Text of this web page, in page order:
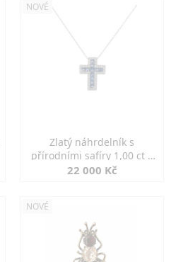
NOVÉ
Zlatý náhrdelník s
přírodními safíry 1,00 ct a
diamanty
22 000 Kč
NOVÉ